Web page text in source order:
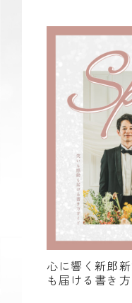
心に響く新郎
も届ける書き